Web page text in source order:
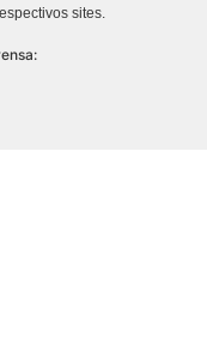
sites.